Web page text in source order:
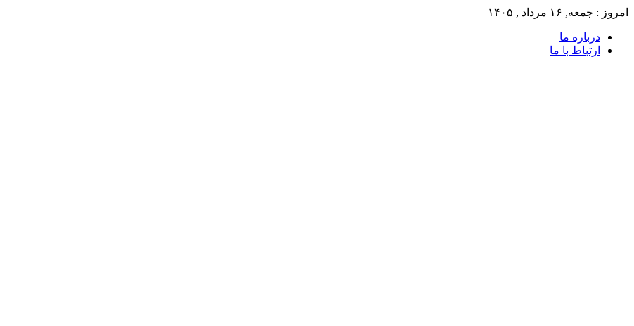
امروز : جمعه, ۱۶ مرداد , ۱۴۰۵
درباره ما
ارتباط با ما